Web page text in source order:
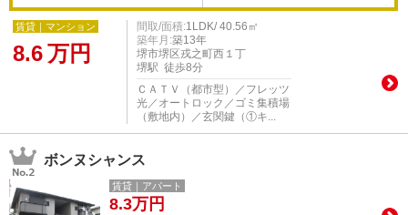
賃貸｜マンション
8.6万円
間取/面積:1LDK/ 40.56㎡
築年月:築13年
堺市堺区戎之町西１丁
堺駅 徒歩8分
ＣＡＴＶ（都市型）／フレッツ
光／オートロック／ゴミ集積場
（敷地内）／玄関鍵（①キ...
ボンヌシャンス
賃貸｜アパート
8.3万円